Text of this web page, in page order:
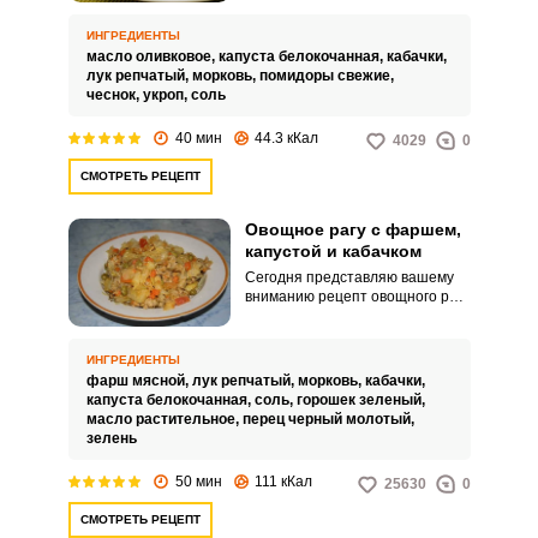
любые овощи.
ИНГРЕДИЕНТЫ
масло оливковое, капуста белокочанная, кабачки,
лук репчатый, морковь, помидоры свежие,
чеснок, укроп, соль
40 мин 44.3 кКал 4029 0
СМОТРЕТЬ РЕЦЕПТ
Овощное рагу с фаршем,
капустой и кабачком
Сегодня представляю вашему
вниманию рецепт овощного рагу
ИНГРЕДИЕНТЫ
фарш мясной, лук репчатый, морковь, кабачки,
капуста белокочанная, соль, горошек зеленый,
масло растительное, перец черный молотый,
зелень
50 мин 111 кКал 25630 0
СМОТРЕТЬ РЕЦЕПТ